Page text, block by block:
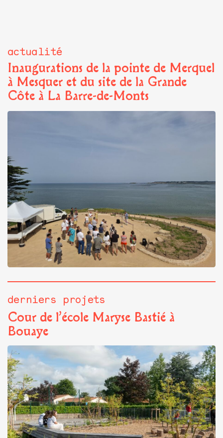
actualité
Inaugurations de la pointe de Merquel
à Mesquer et du site de la Grande
Côte à La Barre-de-Monts
derniers projets
Cour de l’école Maryse Bastié à
Bouaye